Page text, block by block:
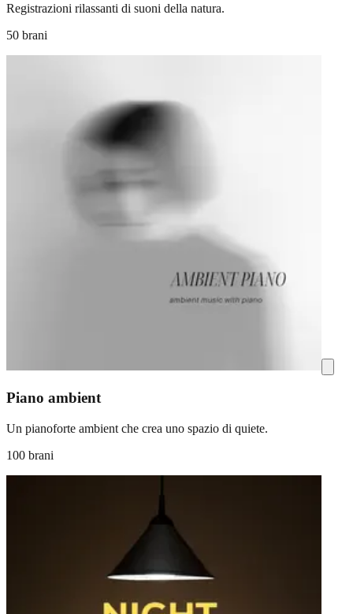
Registrazioni rilassanti di suoni della natura.
50 brani
Piano ambient
Un pianoforte ambient che crea uno spazio di quiete.
100 brani